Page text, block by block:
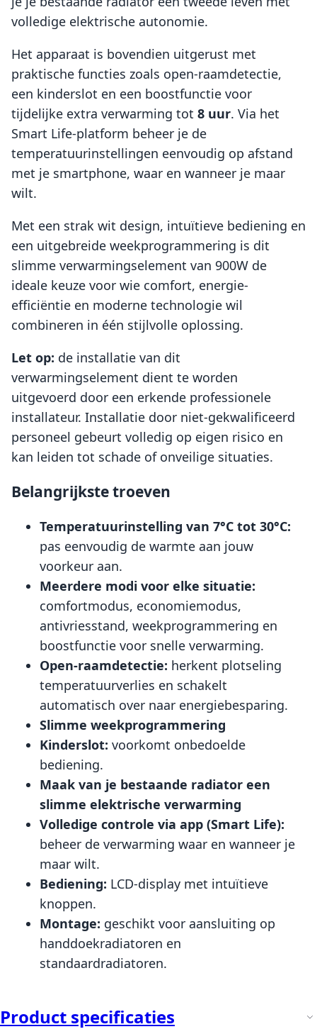
volledige elektrische autonomie.
Het apparaat is bovendien uitgerust met
praktische functies zoals open-raamdetectie,
een kinderslot en een boostfunctie voor
tijdelijke extra verwarming tot 8 uur. Via het
Smart Life-platform beheer je de
temperatuurinstellingen eenvoudig op afstand
met je smartphone, waar en wanneer je maar
wilt.
Met een strak wit design, intuïtieve bediening en
een uitgebreide weekprogrammering is dit
slimme verwarmingselement van 900W de
ideale keuze voor wie comfort, energie-
efficiëntie en moderne technologie wil
combineren in één stijlvolle oplossing.
Let op: de installatie van dit
verwarmingselement dient te worden
uitgevoerd door een erkende professionele
installateur. Installatie door niet-gekwalificeerd
personeel gebeurt volledig op eigen risico en
kan leiden tot schade of onveilige situaties.
Belangrijkste troeven
Temperatuurinstelling van 7°C tot 30°C:
pas eenvoudig de warmte aan jouw
voorkeur aan.
Meerdere modi voor elke situatie:
comfortmodus, economiemodus,
antivriesstand, weekprogrammering en
boostfunctie voor snelle verwarming.
Open-raamdetectie: herkent plotseling
temperatuurverlies en schakelt
automatisch over naar energiebesparing.
Slimme weekprogrammering
Kinderslot: voorkomt onbedoelde
bediening.
Maak van je bestaande radiator een
slimme elektrische verwarming
Volledige controle via app (Smart Life):
beheer de verwarming waar en wanneer je
maar wilt.
Bediening: LCD-display met intuïtieve
knoppen.
Montage: geschikt voor aansluiting op
handdoekradiatoren en
standaardradiatoren.
Product specificaties